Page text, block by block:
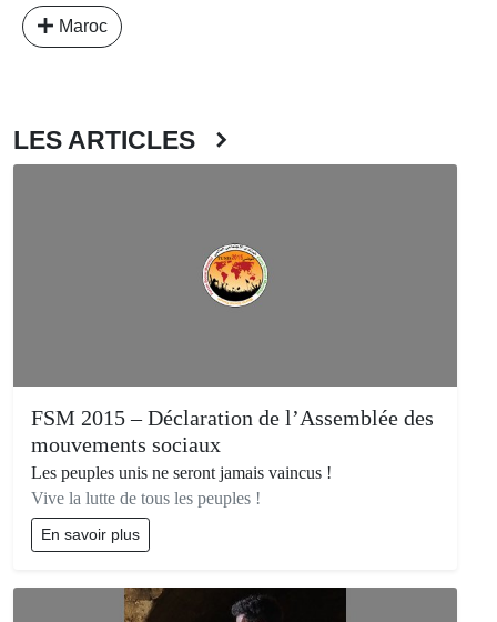
Maroc
LES ARTICLES
FSM 2015 – Déclaration de l’Assemblée des
mouvements sociaux
Les peuples unis ne seront jamais vaincus !
Vive la lutte de tous les peuples !
En savoir plus